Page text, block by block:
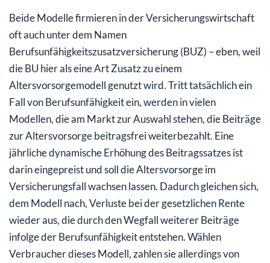
Beide Modelle firmieren in der Versicherungswirtschaft
oft auch unter dem Namen
Berufsunfähigkeitszusatzversicherung (BUZ) – eben, weil
die BU hier als eine Art Zusatz zu einem
Altersvorsorgemodell genutzt wird. Tritt tatsächlich ein
Fall von Berufsunfähigkeit ein, werden in vielen
Modellen, die am Markt zur Auswahl stehen, die Beiträge
zur Altersvorsorge beitragsfrei weiterbezahlt. Eine
jährliche dynamische Erhöhung des Beitragssatzes ist
darin eingepreist und soll die Altersvorsorge im
Versicherungsfall wachsen lassen. Dadurch gleichen sich,
dem Modell nach, Verluste bei der gesetzlichen Rente
wieder aus, die durch den Wegfall weiterer Beiträge
infolge der Berufsunfähigkeit entstehen. Wählen
Verbraucher dieses Modell, zahlen sie allerdings von